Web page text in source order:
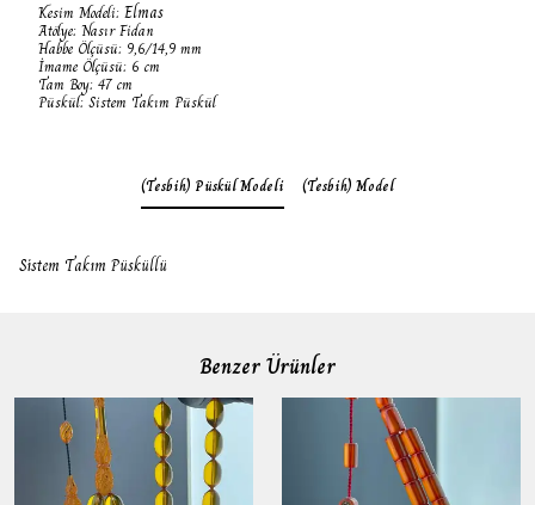
Kesim Modeli: Elmas
Atölye: Nasır Fidan
Habbe Ölçüsü: 9,6/14,9 mm
İmame Ölçüsü: 6 cm
Tam Boy: 47 cm
Püskül: Sistem Takım Püskül
(Tesbih) Püskül Modeli (Tesbih) Model
Sistem Takım Püsküllü
Benzer Ürünler